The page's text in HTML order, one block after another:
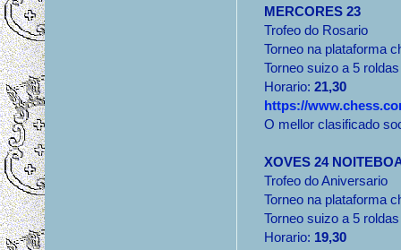
MERCORES 23
Trofeo do Rosario
Torneo na plataforma
Torneo suizo a 5
Horario: 21,30
https://
O mellor clasificado
XOVES 24
Trofeo do Aniversario
Torneo na plataforma
Torneo suizo a 5
Horario: 19,30